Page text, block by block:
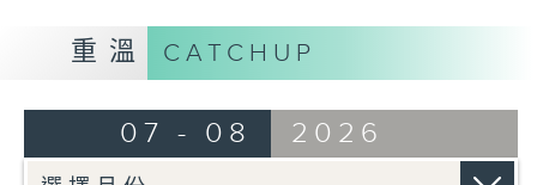
重溫 CATCHUP
07 - 08 2026